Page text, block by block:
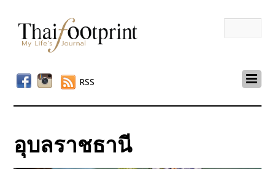
RSS
อุบลราชธานี